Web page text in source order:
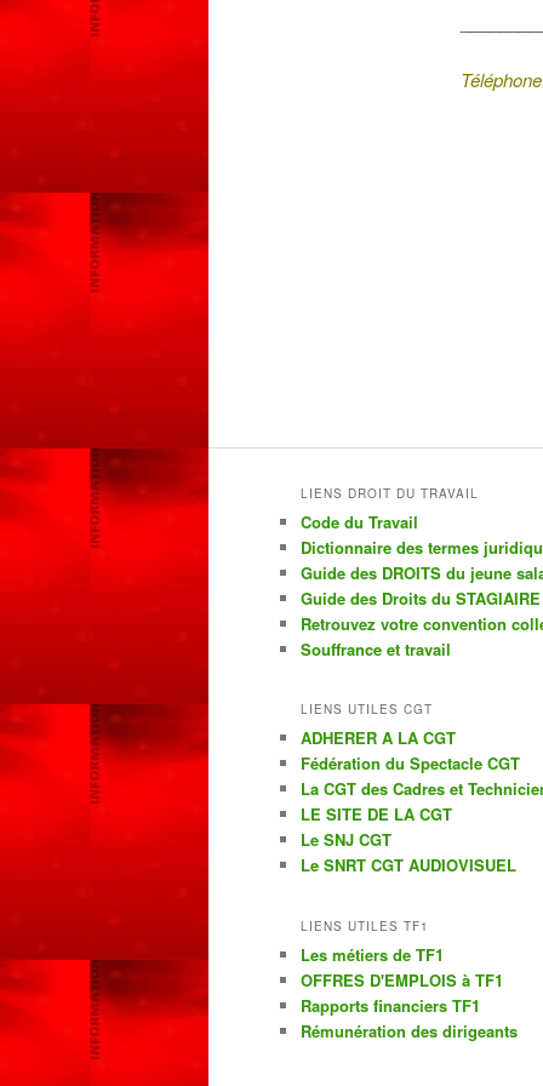
LIENS DROIT DU TRAVAIL
Code du Travail
Dictionnaire des termes
Guide des DROITS du jeune
Guide des Droits du STAGIAIRE
Retrouvez votre convention
Souffrance et travail
LIENS UTILES CGT
ADHERER A LA CGT
Fédération du Spectacle CGT
La CGT des Cadres et
LE SITE DE LA CGT
Le SNJ CGT
Le SNRT CGT AUDIOVISUEL
LIENS UTILES TF1
Les métiers de TF1
OFFRES D'EMPLOIS à TF1
Rapports financiers TF1
Rémunération des dirigeants